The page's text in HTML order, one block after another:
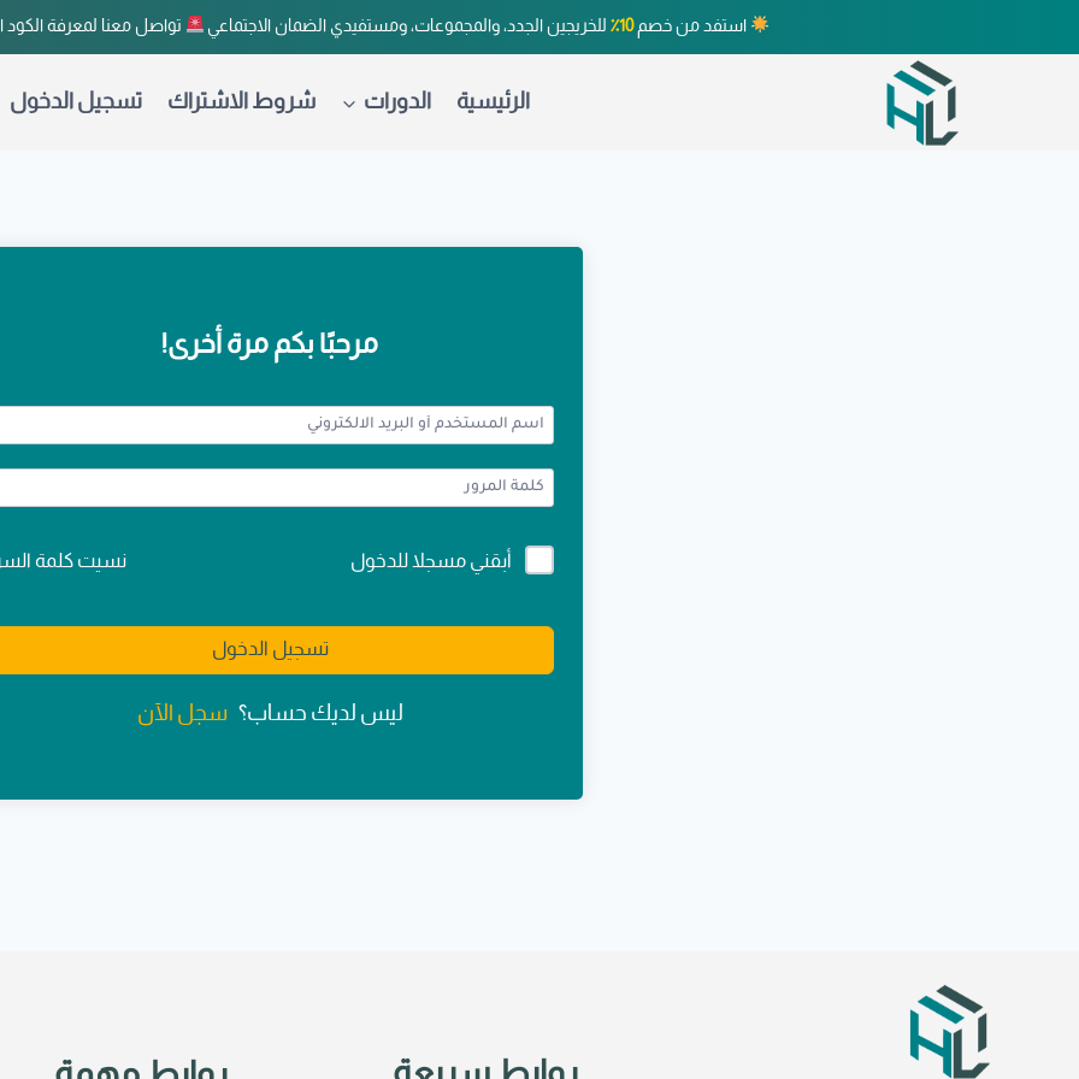
استفد من خصم10٪ للخريجين الجدد، والمجموعات، ومستفيدي الضمان الاجتماعي تواصل معنا لمعرفة
الرئيسية الدورات شروط الاشتراك تسجيل الدخول
مرحبًا بكم مرة أخرى!
Alternative:
أبقني مسجلا للدخول نسيت كلمة
تسجيل الدخول
ليس لديك حساب؟ سجل الآن